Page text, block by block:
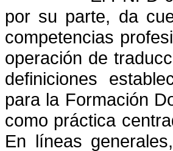
por su parte, da
competencias
operación de
definiciones
para la Formación
como práctica
En líneas